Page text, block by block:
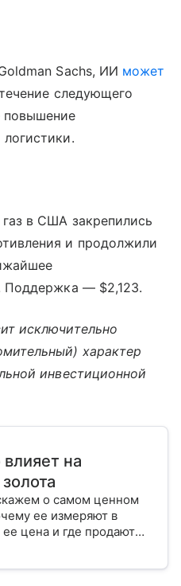
Sachs, ИИ может
следующего
повышение
в США закрепились
и продолжили
Поддержка — $2,123.
исключительно
характер
инвестиционной
на
о самом ценном
ее измеряют в
ее цена и где продают